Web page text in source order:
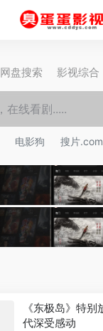
网盘搜索 影视综合
电影狗 搜片.com
《东极岛》特
代深受感动